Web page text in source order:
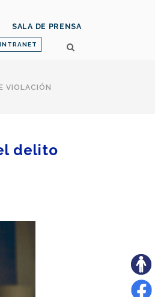
INTRANET
SALA DE PRENSA
VIOLACIÓN
delito